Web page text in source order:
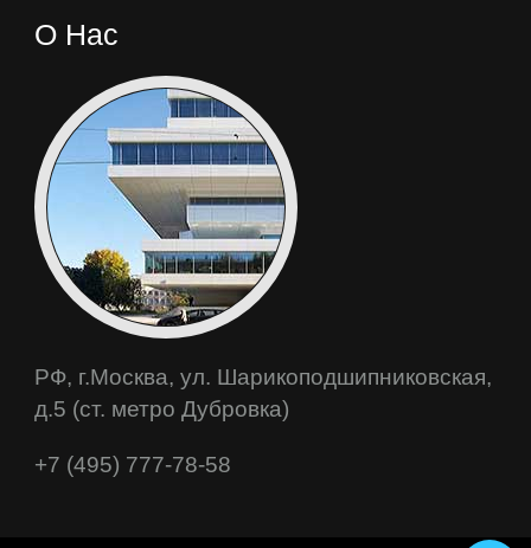
О Нас
РФ, г.Москва, ул. Шарикоподшипниковская,
д.5 (ст. метро Дубровка)
+7 (495) 777-78-58